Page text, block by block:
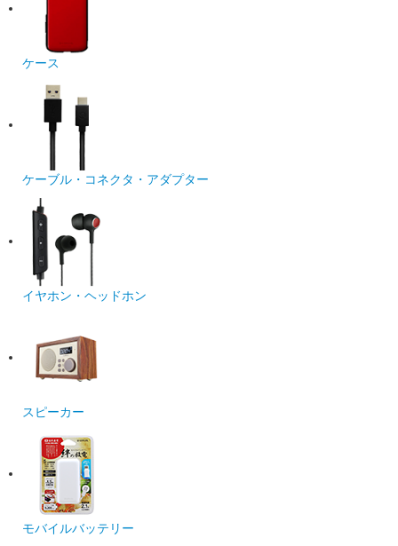
ケース
ケーブル・コネクタ・アダプター
イヤホン・ヘッドホン
スピーカー
モバイルバッテリー